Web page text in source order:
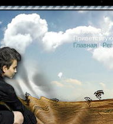
08.08.2026
Главная |